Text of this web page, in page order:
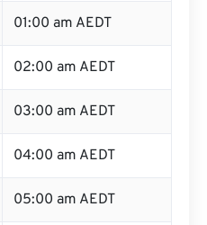
01:00 am AEDT
02:00 am AEDT
03:00 am AEDT
04:00 am AEDT
05:00 am AEDT